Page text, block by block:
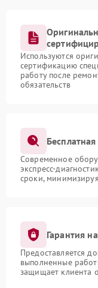
Используются
сертификацию
работу после
обязательств
Современное
экспресс-
сроки,
Гарантия
Предоставляется
выполненные
защищает клиента